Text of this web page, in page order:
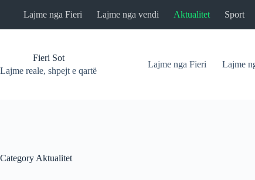
Lajme nga Fieri Lajme nga vendi Aktualitet Sport
Fieri Sot
Lajme reale, shpejt e qartë
Lajme nga Fieri Lajme
Category Aktualitet